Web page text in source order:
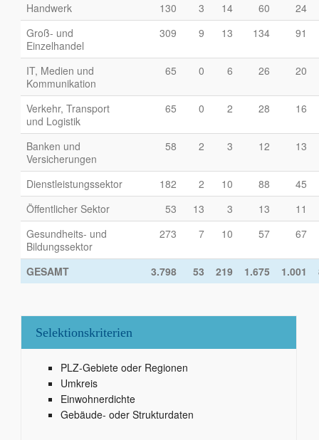
GESAMT 3.798 53 219 1.675 1.001
Handwerk 130 3 14 60
24
Groß- und
Einzelhandel
309 9 13 134 91
IT, Medien und
Kommunikation
65 0 6 26 20
Verkehr, Transport
und Logistik
65 0 2 28 16
Banken und
Versicherungen
58 2 3 12 13
Dienstleistungssektor 182 2 10 88
45
Öffentlicher Sektor
53 13 3 13
11
Gesundheits- und
Bildungssektor
273 7 10 57 67
Selektionskriterien
PLZ-Gebiete oder Regionen
Umkreis
Einwohnerdichte
Gebäude- oder Strukturdaten